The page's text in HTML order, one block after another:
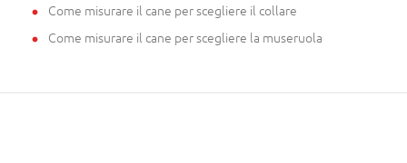
Come misurare il cane per scegliere il collare
Come misurare il cane per scegliere la museruola